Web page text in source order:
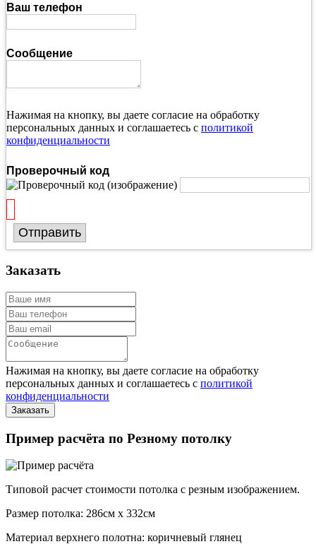
Ваш телефон
Сообщение
Нажимая на кнопку, вы даете согласие на обработку
персональных данных и соглашаетесь с политикой
конфиденциальности
Проверочный код
Отправить
Заказать
Нажимая на кнопку, вы даете согласие на обработку
персональных данных и соглашаетесь с политикой
конфиденциальности
Пример расчёта по Резному потолку
Типовой расчет стоимости потолка с резным изображением.
Размер потолка: 286см x 332см
Материал верхнего полотна: коричневый глянец